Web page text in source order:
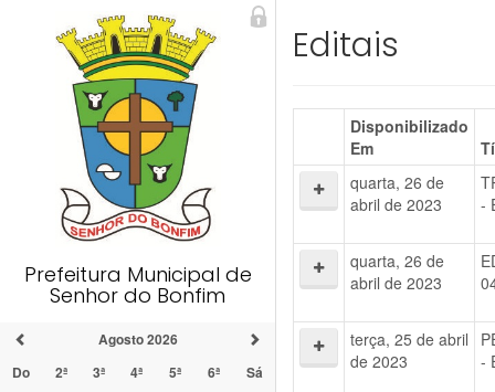
Prefeitura Municipal de
Senhor do Bonfim
Agosto 2026
Do
2ª 3ª 4ª 5ª 6ª Sá
Editais
Disponibilizado
Em
quarta, 26 de
abril de 2023
-
quarta, 26 de
abril de 2023
terça, 25 de abril
de 2023
-